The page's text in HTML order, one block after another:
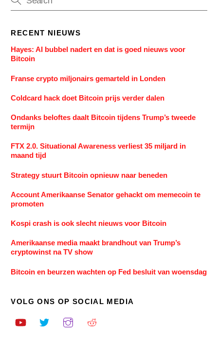
RECENT NIEUWS
Hayes: AI bubbel nadert en dat is goed nieuws voor
Bitcoin
Franse crypto miljonairs gemarteld in Londen
Coldcard hack doet Bitcoin prijs verder dalen
Ondanks beloftes daalt Bitcoin tijdens Trump’s tweede
termijn
FTX 2.0. Situational Awareness verliest 35 miljard in
maand tijd
Strategy stuurt Bitcoin opnieuw naar beneden
Account Amerikaanse Senator gehackt om memecoin te
promoten
Kospi crash is ook slecht nieuws voor Bitcoin
Amerikaanse media maakt brandhout van Trump’s
cryptowinst na TV show
Bitcoin en beurzen wachten op Fed besluit van woensdag
VOLG ONS OP SOCIAL MEDIA